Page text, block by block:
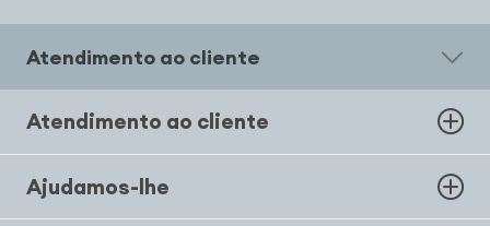
Atendimento ao cliente
Atendimento ao cliente
Ajudamos-lhe